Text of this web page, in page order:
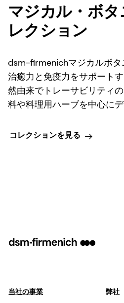
マジカル・ボ
レクション
dsm-firmenichマジカルボタ
治癒力と免疫力をサポート
然由来でトレーサビリティ
料や料理用ハーブを中心にデ
コレクションを見る
当社の事業 弊社